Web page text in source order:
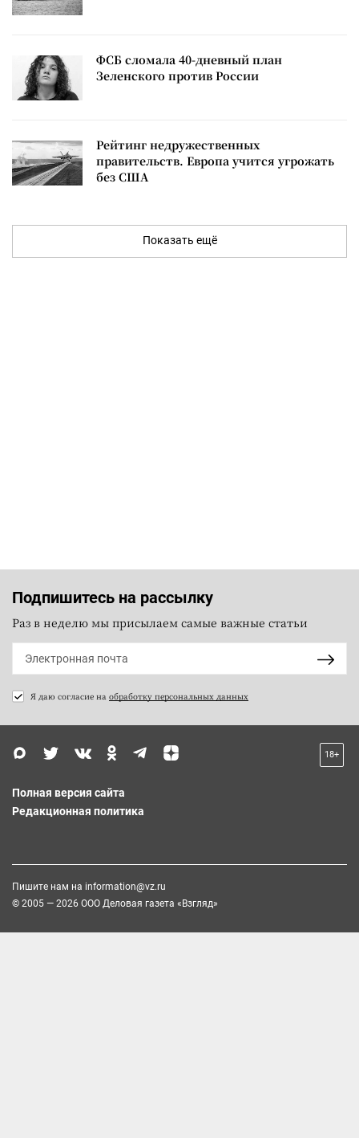
ФСБ сломала 40-дневный план
Зеленского против России
Рейтинг недружественных
правительств. Европа учится угрожать
без США
Показать ещё
Подпишитесь на рассылку
Раз в неделю мы присылаем самые важные статьи
Я даю согласие на обработку персональных данных
18+
Полная версия сайта
Редакционная политика
Пишите нам на information@vz.ru
© 2005 — 2026 ООО Деловая газета «Взгляд»